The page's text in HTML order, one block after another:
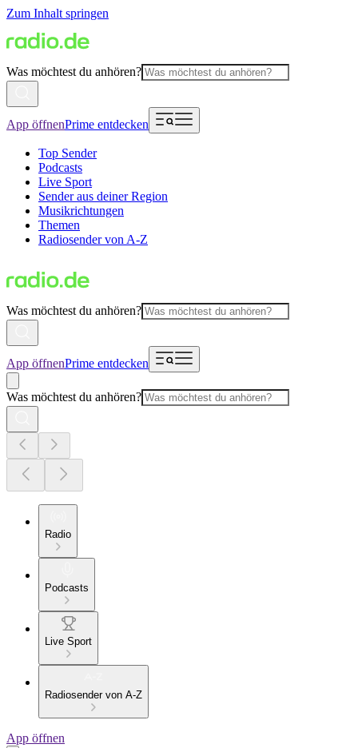
Zum Inhalt springen
Was möchtest du anhören?
App öffnenPrime entdecken
Top Sender
Podcasts
Live Sport
Sender aus deiner Region
Musikrichtungen
Themen
Radiosender von A-Z
Was möchtest du anhören?
App öffnenPrime entdecken
Was möchtest du anhören?
Radio
Podcasts
Live Sport
Radiosender von A-Z
App öffnen